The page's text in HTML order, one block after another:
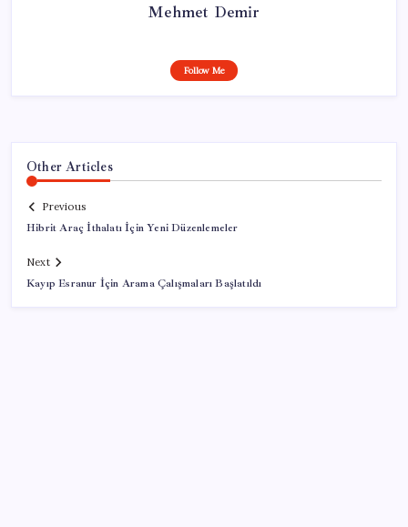
Mehmet Demir
Follow Me
Other Articles
Previous
Hibrit Araç İthalatı İçin Yeni Düzenlemeler
Next
Kayıp Esranur İçin Arama Çalışmaları Başlatıldı